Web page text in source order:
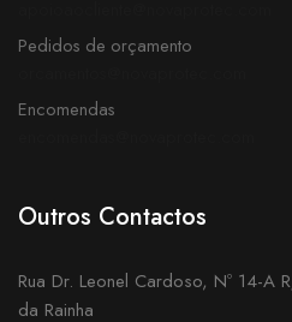
Pedidos de orçamento
Encomendas
Outros Contactos
Rua Dr. Leonel Cardoso, Nº 14-
da Rainha